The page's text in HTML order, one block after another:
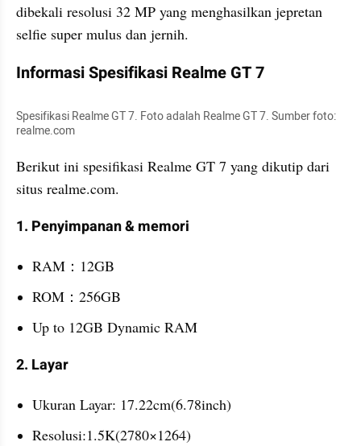
dibekali resolusi 32 MP yang menghasilkan jepretan
selfie super mulus dan jernih.
Informasi Spesifikasi Realme GT 7
Spesifikasi Realme GT 7. Foto adalah Realme GT 7. Sumber foto:
realme.com
Berikut ini spesifikasi Realme GT 7 yang dikutip dari
situs realme.com.
1. Penyimpanan & memori
RAM：12GB
ROM：256GB
Up to 12GB Dynamic RAM
2. Layar
Ukuran Layar: 17.22cm(6.78inch)
Resolusi:1.5K(2780×1264)